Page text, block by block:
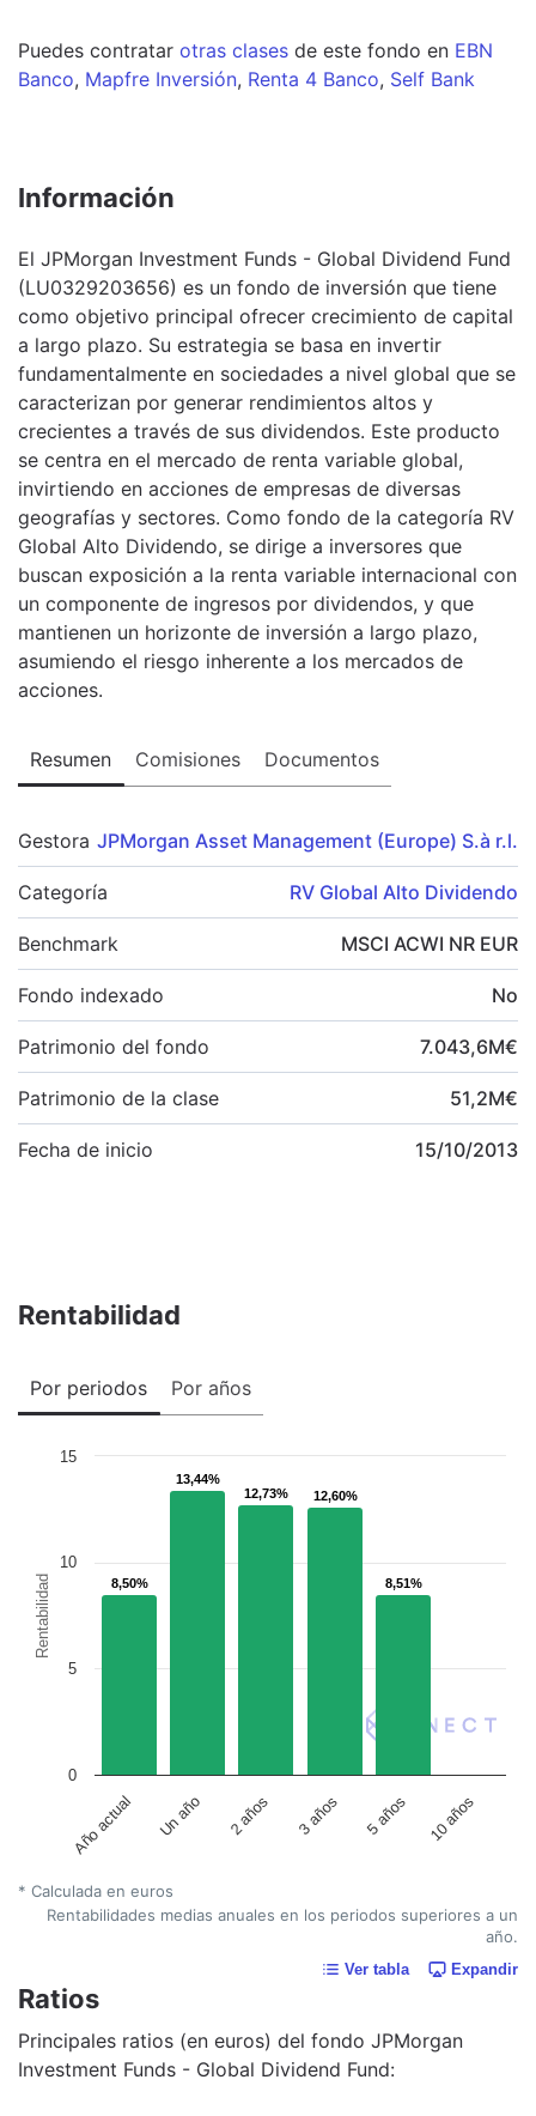
Puedes contratar otras clases de este fondo en EBN
Banco, Mapfre Inversión, Renta 4 Banco, Self Bank
Información
El JPMorgan Investment Funds - Global Dividend Fund
(LU0329203656) es un fondo de inversión que tiene
como objetivo principal ofrecer crecimiento de capital
a largo plazo. Su estrategia se basa en invertir
fundamentalmente en sociedades a nivel global que se
caracterizan por generar rendimientos altos y
crecientes a través de sus dividendos. Este producto
se centra en el mercado de renta variable global,
invirtiendo en acciones de empresas de diversas
geografías y sectores. Como fondo de la categoría RV
Global Alto Dividendo, se dirige a inversores que
buscan exposición a la renta variable internacional con
un componente de ingresos por dividendos, y que
mantienen un horizonte de inversión a largo plazo,
asumiendo el riesgo inherente a los mercados de
acciones.
Resumen Comisiones Documentos
Gestora JPMorgan Asset Management (Europe) S.à r.l.
Categoría RV Global Alto Dividendo
Benchmark MSCI ACWI NR EUR
Fondo indexado No
Patrimonio del fondo 7.043,6M€
Patrimonio de la clase 51,2M€
Fecha de inicio 15/10/2013
Rentabilidad
Por periodos Por años
Rentabilidad 8,50%
8,50%
13,44%
13,44%
12,73%
12,73% 12,60%
12,60%
8,51%
8,51%
Año actual Un año 2 años 3 años 5 años 10 años
0
10
5
15
* Calculada en euros
Rentabilidades medias anuales en los periodos superiores a un
año.
Ver tabla Expandir
Ratios
Principales ratios (en euros) del fondo JPMorgan
Investment Funds - Global Dividend Fund: